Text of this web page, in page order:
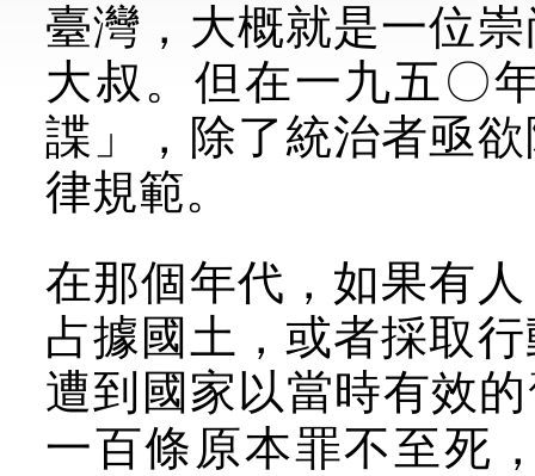
臺灣，大概就是一位
大叔。但在一九五〇
諜」，除了統治者亟
律規範。
在那個年代，如果有
占據國土，或者採取
遭到國家以當時有效
一百條原本罪不至死